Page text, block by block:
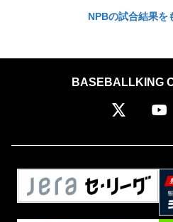
NPBの試合結果を
BASEBALLKING